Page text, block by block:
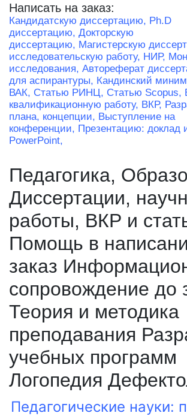
Написать на заказ:
Кандидатскую диссертацию, Ph.D
диссертацию, Докторскую
диссертацию, Магистерскую
исследовательскую работу, НИР,
исследования, Автореферат
для аспирантуры, Кандинский
ВАК, Статью РИНЦ, Статью Scopus,
квалификационную работу, ВКР,
плана, концепции, Выступление на
конференции, Презентацию: доклад
PowerPoint,
Педагогика,
Диссертации,
работы, ВКР и
Помощь в
заказ
сопровождение до
Теория и методика
преподавания
учебных программ
Логопедия
Педагогические науки: